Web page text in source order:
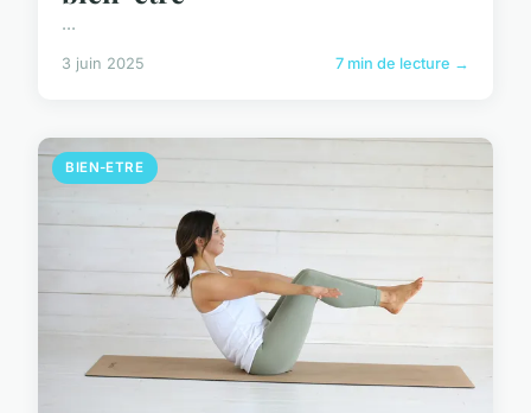
...
3 juin 2025 7 min de lecture →
BIEN-ETRE